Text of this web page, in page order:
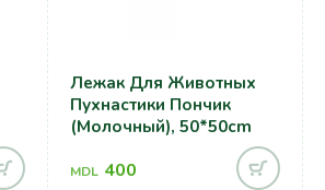
Лежак Для Животных
Пухнастики Пончик
(молочный), 50*50cm
MDL 400